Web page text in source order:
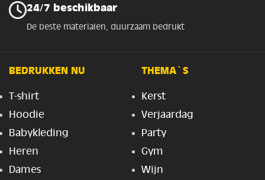
24/7 beschikbaar
De beste materialen, duurzaam bedrukt
BEDRUKKEN NU
T-shirt
Hoodie
Babykleding
Heren
Dames
THEMA`S
Kerst
Verjaardag
Party
Gym
Wijn